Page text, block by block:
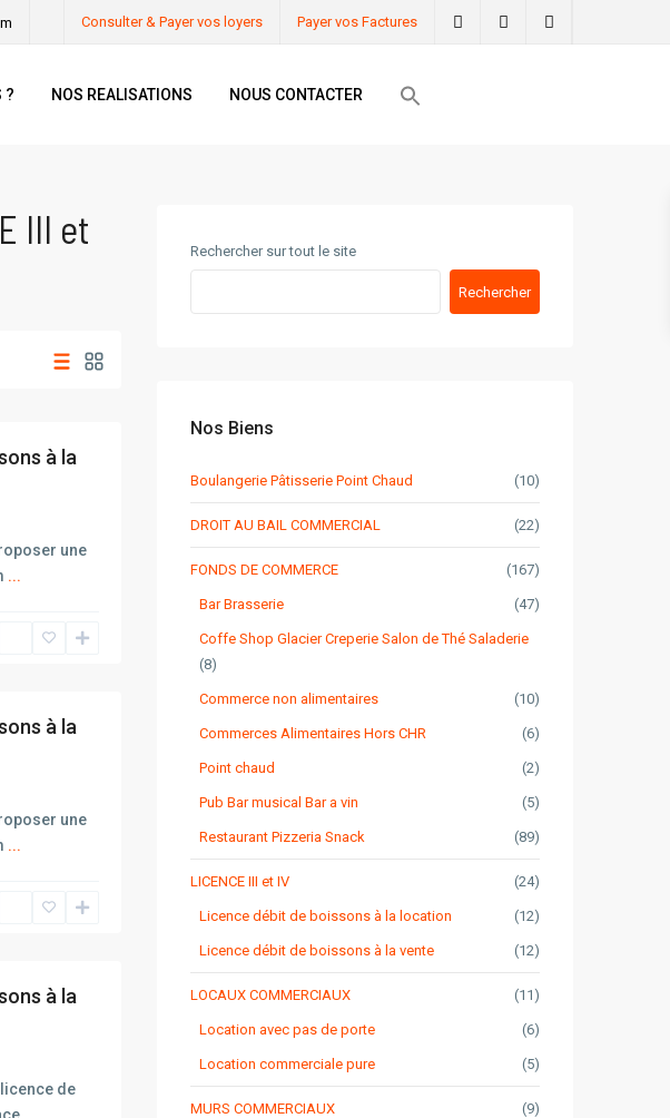
Consulter & Payer vos loyers Payer vos Factures
? NOS REALISATIONS NOUS CONTACTER
III et
à la
une
...
à la
une
...
à la
de
Rechercher sur tout le site
Rechercher
Nos Biens
Boulangerie Pâtisserie Point Chaud (10)
DROIT AU BAIL COMMERCIAL (22)
FONDS DE COMMERCE (167)
Bar Brasserie (47)
Coffe Shop Glacier Creperie Salon de Thé Saladerie
(8)
Commerce non alimentaires (10)
Commerces Alimentaires Hors CHR (6)
Point chaud (2)
Pub Bar musical Bar a vin (5)
Restaurant Pizzeria Snack (89)
LICENCE III et IV (24)
Licence débit de boissons à la location (12)
Licence débit de boissons à la vente (12)
LOCAUX COMMERCIAUX (11)
Location avec pas de porte (6)
Location commerciale pure (5)
MURS COMMERCIAUX (9)